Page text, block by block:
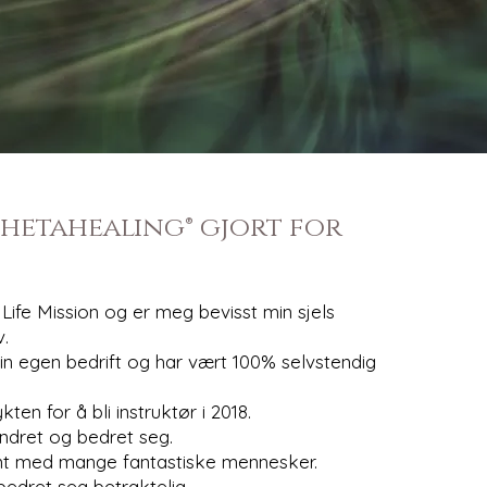
gjort for
Mission og er meg bevisst min sjels
egen bedrift og har vært 100% selvstendig
for å bli instruktør i 2018.
og bedret seg.
med mange fantastiske mennesker.